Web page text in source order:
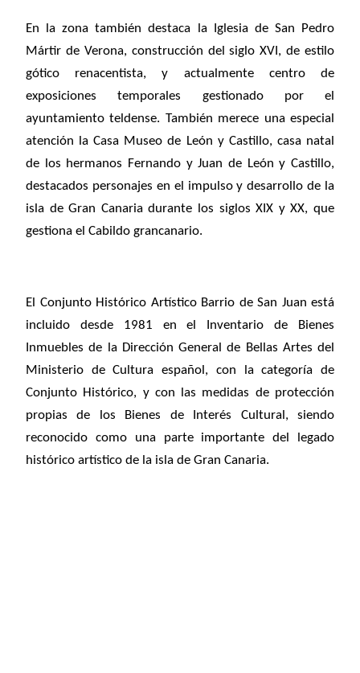
En la zona también destaca la Iglesia de San Pedro
Mártir de Verona, construcción del siglo XVI, de estilo
gótico renacentista, y actualmente centro de
exposiciones temporales gestionado por el
ayuntamiento teldense. También merece una especial
atención la Casa Museo de León y Castillo, casa natal
de los hermanos Fernando y Juan de León y Castillo,
destacados personajes en el impulso y desarrollo de la
isla de Gran Canaria durante los siglos XIX y XX, que
gestiona el Cabildo grancanario.
El Conjunto Histórico Artístico Barrio de San Juan está
incluido desde 1981 en el Inventario de Bienes
Inmuebles de la Dirección General de Bellas Artes del
Ministerio de Cultura español, con la categoría de
Conjunto Histórico, y con las medidas de protección
propias de los Bienes de Interés Cultural, siendo
reconocido como una parte importante del legado
histórico artístico de la isla de Gran Canaria.